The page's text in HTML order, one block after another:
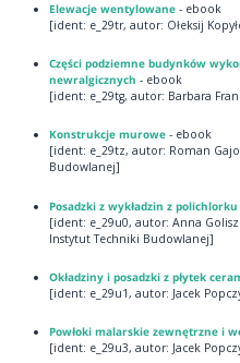
Elewacje wentylowane- ebook
[ident: e_29tr, autor: Ołeksij
Części podziemne budynków
newralgicznych - ebook
[ident: e_29tg, autor: Barbara
Konstrukcje murowe - ebook
[ident: e_29tz, autor: Roman
Budowlanej]
Posadzki z wykładzin z
[ident: e_29u0, autor: Anna
Instytut Techniki Budowlanej]
Okładziny i posadzki z płytek
[ident: e_29u1, autor: Jacek
Powłoki malarskie zewnętrzne i
[ident: e_29u3, autor: Jacek